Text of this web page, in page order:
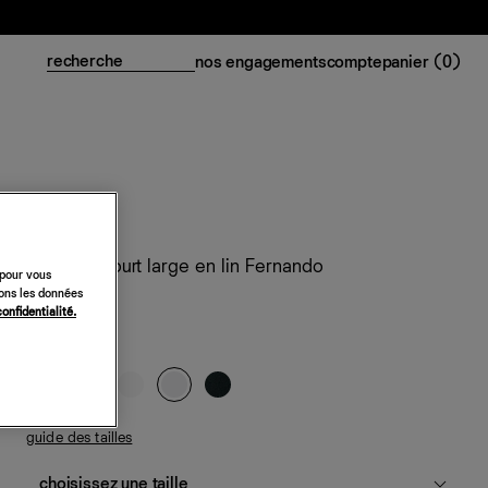
nos engagementscomptepanier (0)
Pantalon court large en lin Fernando
228 €
guide des tailles
vous
les données